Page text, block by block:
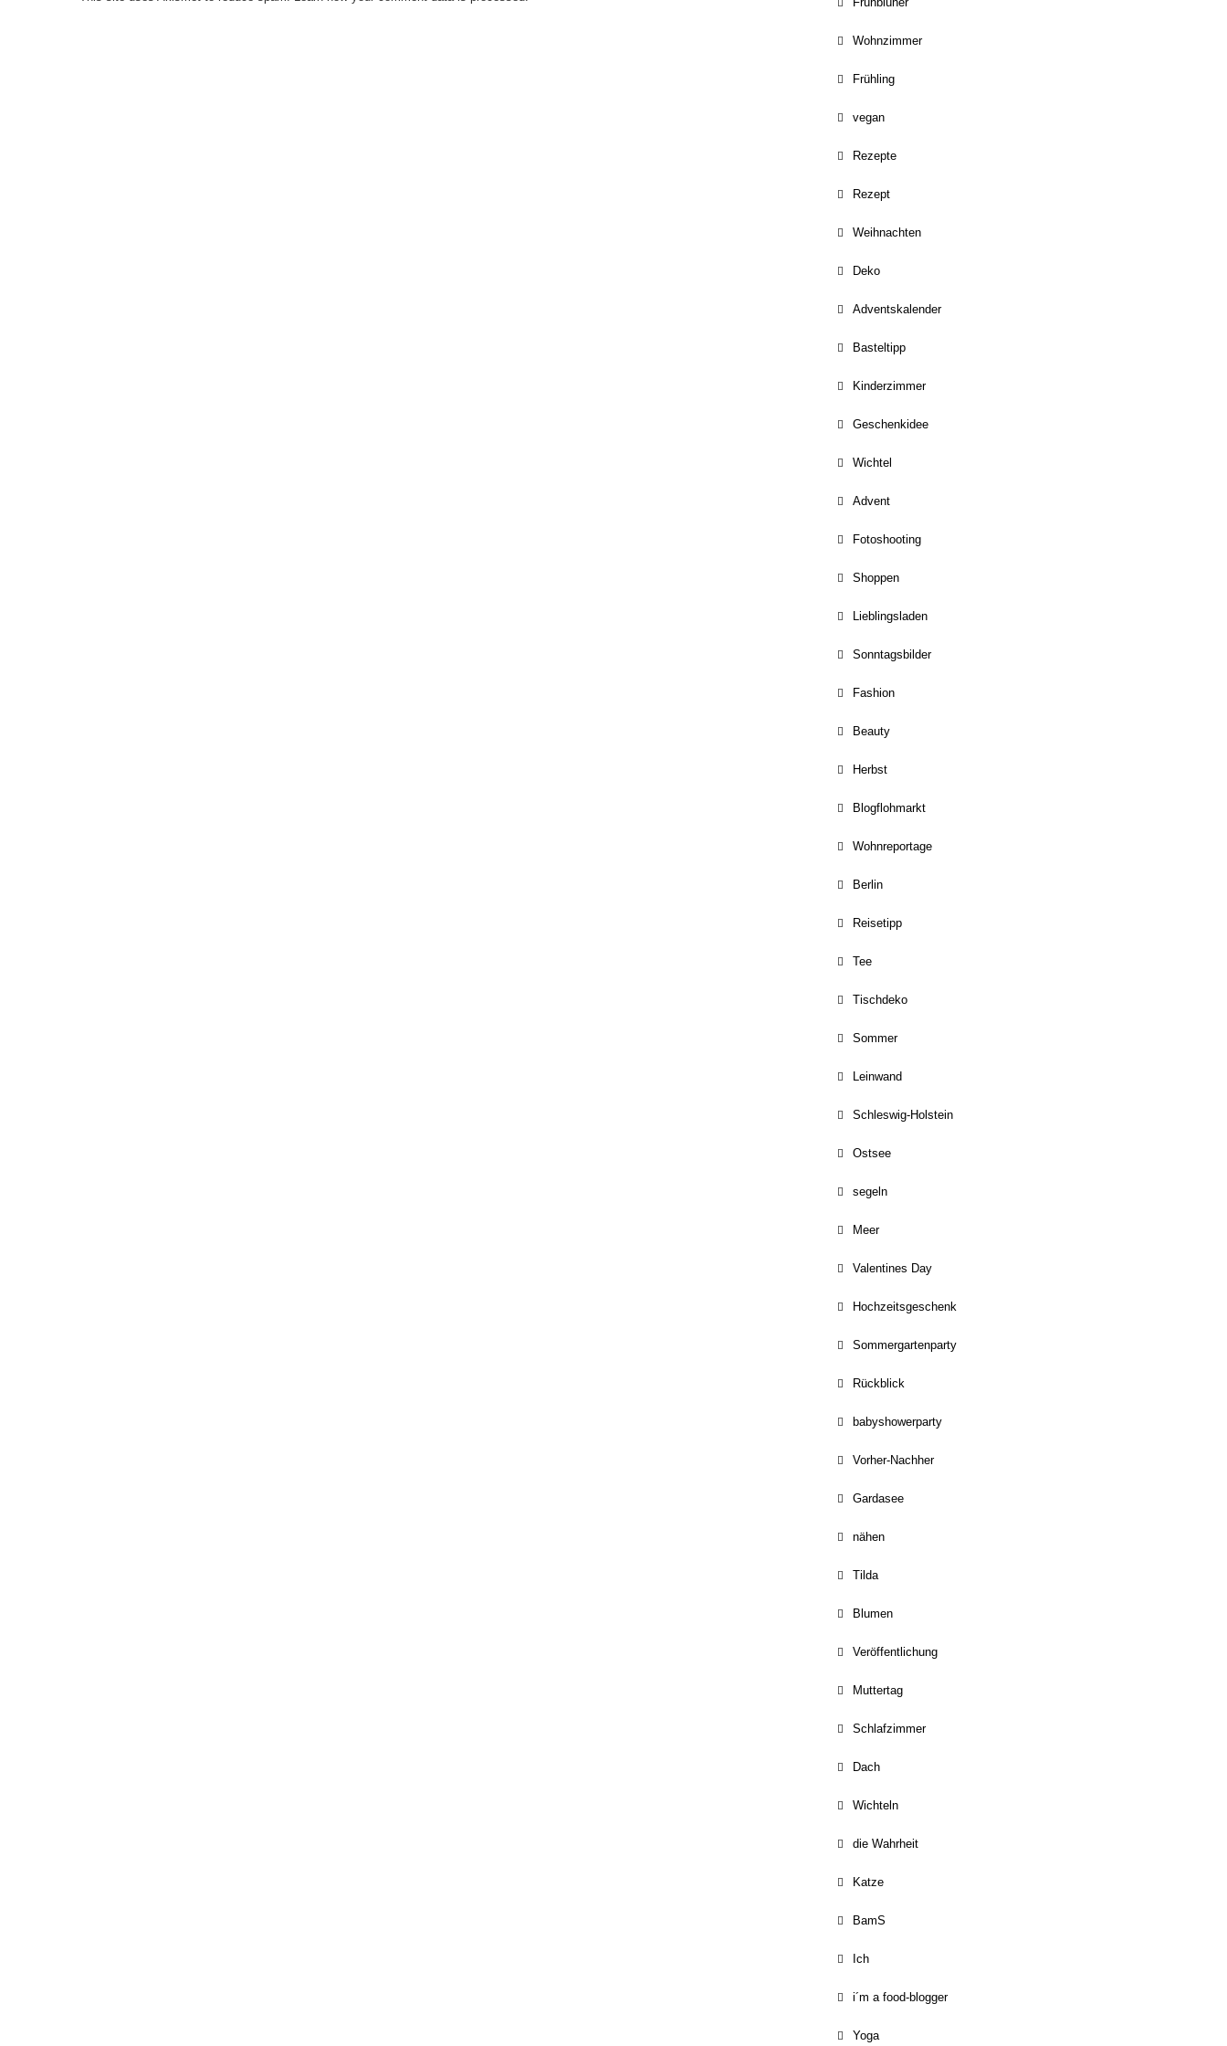
Wohnzimmer
Frühling
vegan
Rezepte
Rezept
Weihnachten
Deko
Adventskalender
Basteltipp
Kinderzimmer
Geschenkidee
Wichtel
Advent
Fotoshooting
Shoppen
Lieblingsladen
Sonntagsbilder
Fashion
Beauty
Herbst
Blogflohmarkt
Wohnreportage
Berlin
Reisetipp
Tee
Tischdeko
Sommer
Leinwand
Schleswig-Holstein
Ostsee
segeln
Meer
Valentines Day
Hochzeitsgeschenk
Sommergartenparty
Rückblick
babyshowerparty
Vorher-Nachher
Gardasee
nähen
Tilda
Blumen
Veröffentlichung
Muttertag
Schlafzimmer
Dach
Wichteln
die Wahrheit
Katze
BamS
Ich
i´m a food-blogger
Yoga